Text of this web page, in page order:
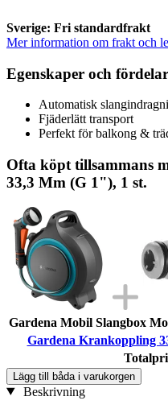
Sverige: Fri standardfrakt
Mer information om frakt och
Egenskaper och fördelar
Automatisk
Fjäderlätt transport
Perfekt för balkong &
Ofta köpt tillsammans
33,3 Mm (G 1"), 1 st.
Gardena Mobil Slangbox
Gardena Krankoppling
Lägg till båda i varukorgen
Beskrivning